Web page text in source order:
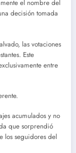
el nombre del
decisión tomada
las votaciones
Este
entre
acumulados y no
que sorprendió
los seguidores del